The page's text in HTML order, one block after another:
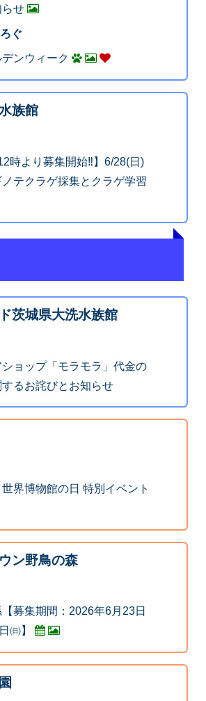
らせ
ぐ
ンウィーク
族館
時より募集開始‼️】6/28(日)
テクラゲ採集とクラゲ学習
茨城県大洗水族館
ショップ「モラモラ」代金の
るお詫びとお知らせ
世界博物館の日 特別イベント
ン野鳥の森
募集期間：2026年6月23日
㈰】